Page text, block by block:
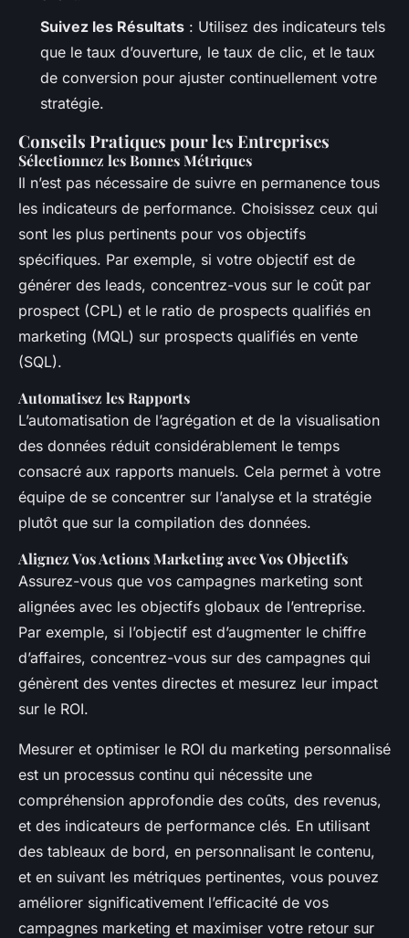
Suivez les Résultats : Utilisez des indicateurs tels
que le taux d’ouverture, le taux de clic, et le taux
de conversion pour ajuster continuellement votre
stratégie.
Conseils Pratiques pour les Entreprises
Sélectionnez les Bonnes Métriques
Il n’est pas nécessaire de suivre en permanence tous
les indicateurs de performance. Choisissez ceux qui
sont les plus pertinents pour vos objectifs
spécifiques. Par exemple, si votre objectif est de
générer des leads, concentrez-vous sur le coût par
prospect (CPL) et le ratio de prospects qualifiés en
marketing (MQL) sur prospects qualifiés en vente
(SQL).
Automatisez les Rapports
L’automatisation de l’agrégation et de la visualisation
des données réduit considérablement le temps
consacré aux rapports manuels. Cela permet à votre
équipe de se concentrer sur l’analyse et la stratégie
plutôt que sur la compilation des données.
Alignez Vos Actions Marketing avec Vos Objectifs
Assurez-vous que vos campagnes marketing sont
alignées avec les objectifs globaux de l’entreprise.
Par exemple, si l’objectif est d’augmenter le chiffre
d’affaires, concentrez-vous sur des campagnes qui
génèrent des ventes directes et mesurez leur impact
sur le ROI.
Mesurer et optimiser le ROI du marketing personnalisé
est un processus continu qui nécessite une
compréhension approfondie des coûts, des revenus,
et des indicateurs de performance clés. En utilisant
des tableaux de bord, en personnalisant le contenu,
et en suivant les métriques pertinentes, vous pouvez
améliorer significativement l’efficacité de vos
campagnes marketing et maximiser votre retour sur